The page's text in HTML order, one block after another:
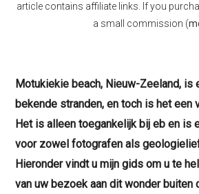
article contains affiliate links. If you
a small commission (
Motukiekie beach, Nieuw-Zeeland, is
bekende stranden, en toch is het een
Het is alleen toegankelijk bij eb en is
voor zowel fotografen als
Hieronder vindt u mijn gids om u te
van uw bezoek aan dit wonder buiten